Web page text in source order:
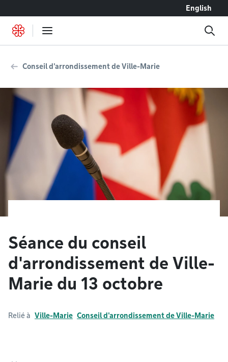
English
Conseil d'arrondissement de Ville-Marie
Séance du conseil
d'arrondissement de Ville-
Marie du 13 octobre
Relié à Ville-Marie Conseil d'arrondissement de Ville-Marie